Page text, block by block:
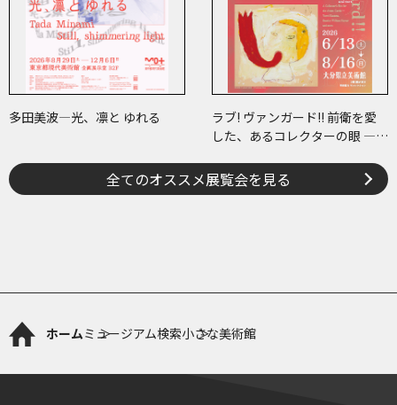
多田美波―光、凛と ゆれる
ラブ! ヴァンガード!! 前衛を愛
した、あるコレクターの眼 ―草
全てのオススメ展覧会を見る
ホームミュージアム検索小さな美術館